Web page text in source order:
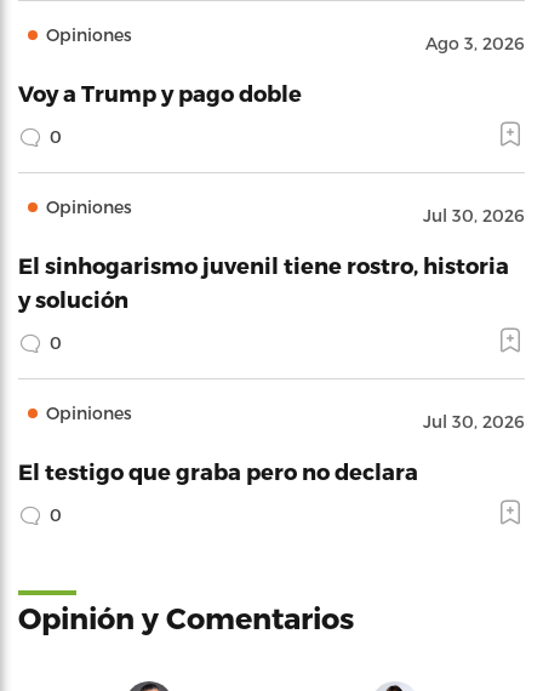
Opiniones Ago 3, 2026
Voy a Trump y pago doble
0
Opiniones Jul 30, 2026
El sinhogarismo juvenil tiene rostro, historia
y solución
0
Opiniones Jul 30, 2026
El testigo que graba pero no declara
0
Opinión y Comentarios